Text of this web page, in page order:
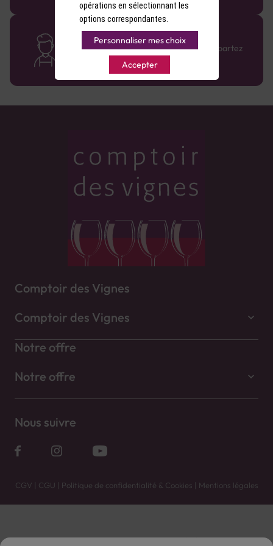
Des cavistes à votre écoute
Bénéficiez de conseils sur-mesure et repartez
avec le sourire :)
Comptoir des Vignes
Comptoir des Vignes
Notre offre
Notre offre
Nous suivre
CGV | CGU | Politique de confidentialité & Cookies | Mentions légales
Vente uniquement en caves. Contactez votre caviste pour plus de renseignements.
opérations en sélectionnant les
options correspondantes.
Personnaliser mes choix
Accepter